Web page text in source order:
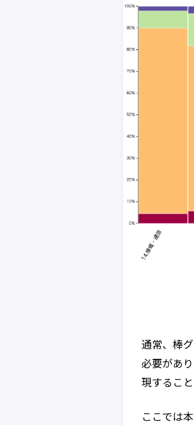
通常、棒
必要があ
現すること
ここでは